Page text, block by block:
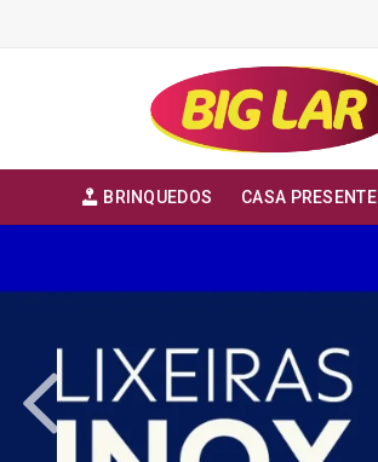
BRINQUEDOS CASA PRESENTE